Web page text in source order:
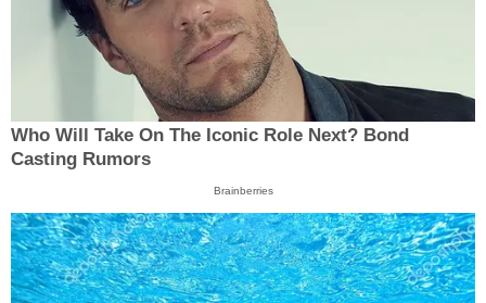
Who Will Take On The Iconic Role Next? Bond
Casting Rumors
Brainberries